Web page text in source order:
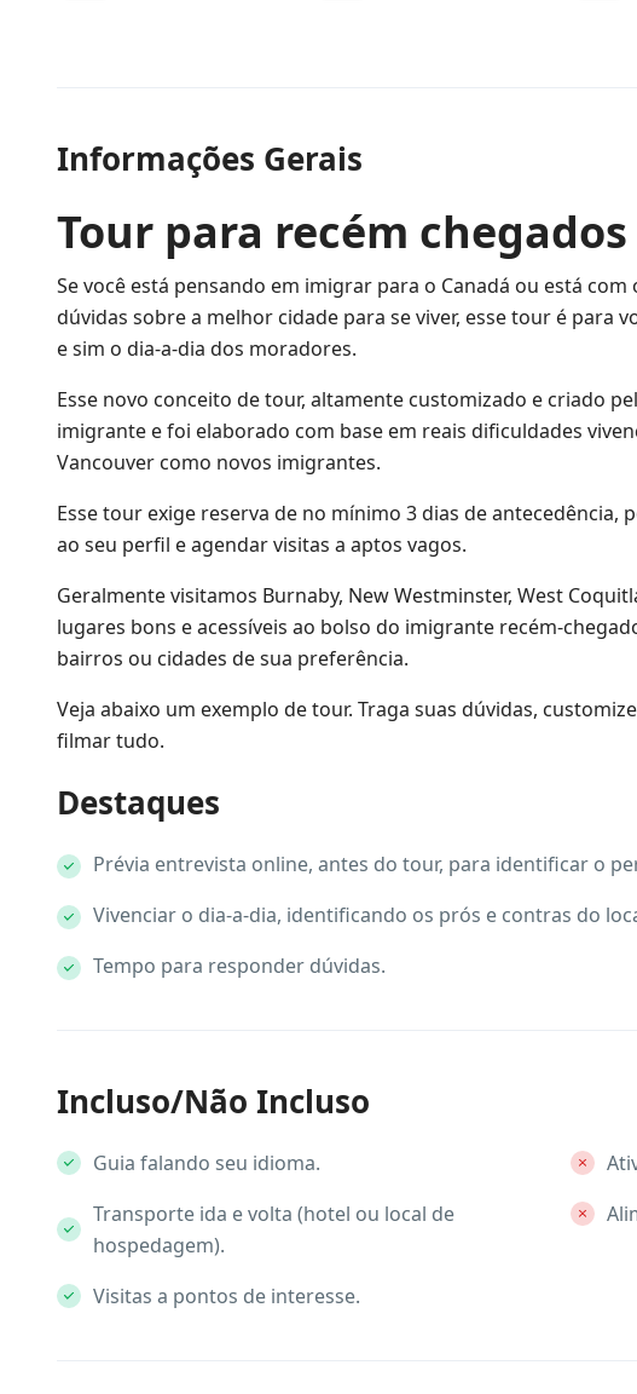
Informações Gerais
Tour para recém
Se você está pensando em imigrar para o Canadá ou está
dúvidas sobre a melhor cidade para se viver, esse tour é para
e sim o dia-a-dia dos moradores.
Esse novo conceito de tour, altamente customizado e criado
imigrante e foi elaborado com base em reais dificuldades
Vancouver como novos imigrantes.
Esse tour exige reserva de no mínimo 3 dias de
ao seu perfil e agendar visitas a aptos vagos.
Geralmente visitamos Burnaby, New Westminster, West
lugares bons e acessíveis ao bolso do imigrante recém-
bairros ou cidades de sua preferência.
Veja abaixo um exemplo de tour. Traga suas dúvidas,
filmar tudo.
Destaques
Prévia entrevista online, antes do tour, para identificar o
Vivenciar o dia-a-dia, identificando os prós e contras do
Tempo para responder dúvidas.
Incluso/Não Incluso
Guia falando seu idioma.
Transporte ida e volta (hotel ou local de
hospedagem).
Visitas a pontos de interesse.